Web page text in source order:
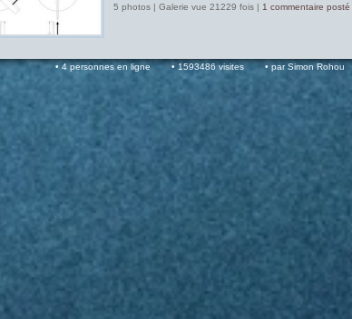
5 photos | Galerie vue 21229 fois | 1 commentaire posté
4 personnes en ligne 1593486 visites par Simon Rohou